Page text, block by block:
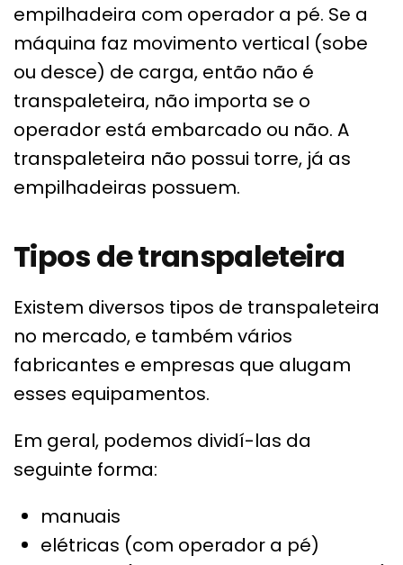
empilhadeira com operador a pé. Se a
máquina faz movimento vertical (sobe
ou desce) de carga, então não é
transpaleteira, não importa se o
operador está embarcado ou não. A
transpaleteira não possui torre, já as
empilhadeiras possuem.
Tipos de transpaleteira
Existem diversos tipos de transpaleteira
no mercado, e também vários
fabricantes e empresas que alugam
esses equipamentos.
Em geral, podemos dividí-las da
seguinte forma:
manuais
elétricas (com operador a pé)